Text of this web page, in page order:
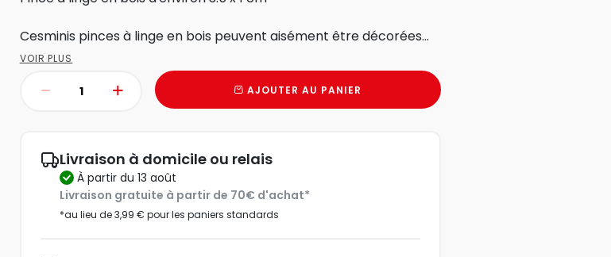
Cesminis pinces à linge en bois peuvent aisément être décorées...
VOIR PLUS
AJOUTER AU PANIER
Livraison à domicile ou relais
à partir du 13 août
Livraison gratuite à partir de 70€ d'achat*
*au lieu de 3,99 € pour les paniers standards